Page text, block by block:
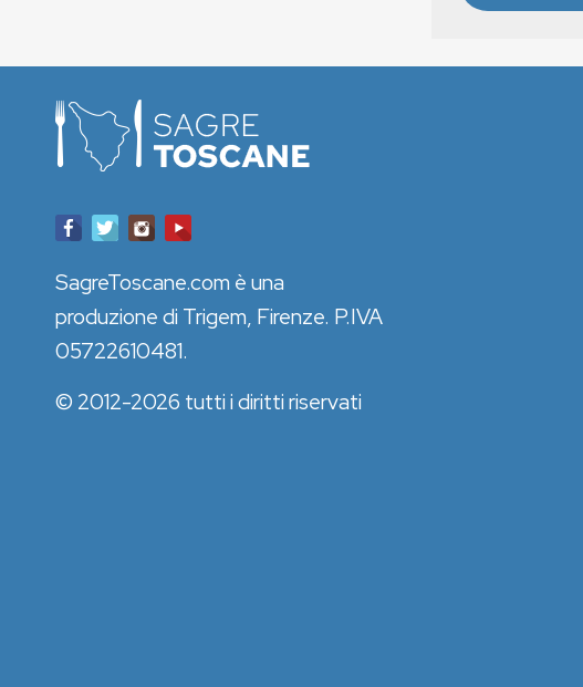
SagreToscane.com è una
produzione di Trigem, Firenze. P.IVA
05722610481.
© 2012-2026 tutti i diritti riservati